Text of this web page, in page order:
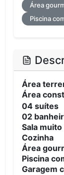
Área
Piscina
Área
Área
04 suítes
02
Sala
Cozinha
Área
Piscina
Garagem